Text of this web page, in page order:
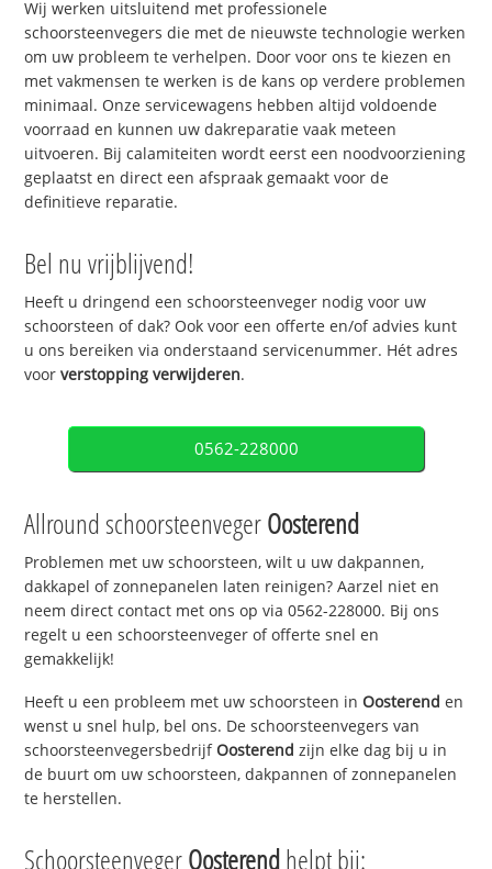
Wij werken uitsluitend met professionele
schoorsteenvegers die met de nieuwste technologie werken
om uw probleem te verhelpen. Door voor ons te kiezen en
met vakmensen te werken is de kans op verdere problemen
minimaal. Onze servicewagens hebben altijd voldoende
voorraad en kunnen uw dakreparatie vaak meteen
uitvoeren. Bij calamiteiten wordt eerst een noodvoorziening
geplaatst en direct een afspraak gemaakt voor de
definitieve reparatie.
Bel nu vrijblijvend!
Heeft u dringend een schoorsteenveger nodig voor uw
schoorsteen of dak? Ook voor een offerte en/of advies kunt
u ons bereiken via onderstaand servicenummer. Hét adres
voorverstopping verwijderen.
0562-228000
Allround schoorsteenvegerOosterend
Problemen met uw schoorsteen, wilt u uw dakpannen,
dakkapel of zonnepanelen laten reinigen? Aarzel niet en
neem direct contact met ons op via 0562-228000. Bij ons
regelt u een schoorsteenveger of offerte snel en
gemakkelijk!
Heeft u een probleem met uw schoorsteen inOosterend en
wenst u snel hulp, bel ons. De schoorsteenvegers van
schoorsteenvegersbedrijfOosterend zijn elke dag bij u in
de buurt om uw schoorsteen, dakpannen of zonnepanelen
te herstellen.
SchoorsteenvegerOosterendhelpt bij: